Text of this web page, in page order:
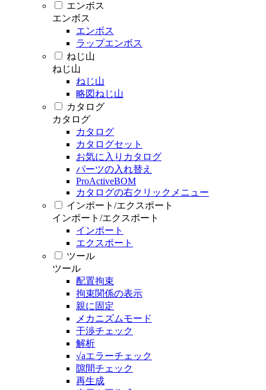
エンボス
エンボス
エンボス
ラップエンボス
ねじ山
ねじ山
ねじ山
略図ねじ山
カタログ
カタログ
カタログ
カタログセット
お気に入りカタログ
パーツの入れ替え
ProActiveBOM
カタログの右クリックメニュー
インポート/エクスポート
インポート/エクスポート
インポート
エクスポート
ツール
ツール
配置拘束
拘束関係の表示
親に固定
メカニズムモード
干渉チェック
解析
√aエラーチェック
隙間チェック
再生成